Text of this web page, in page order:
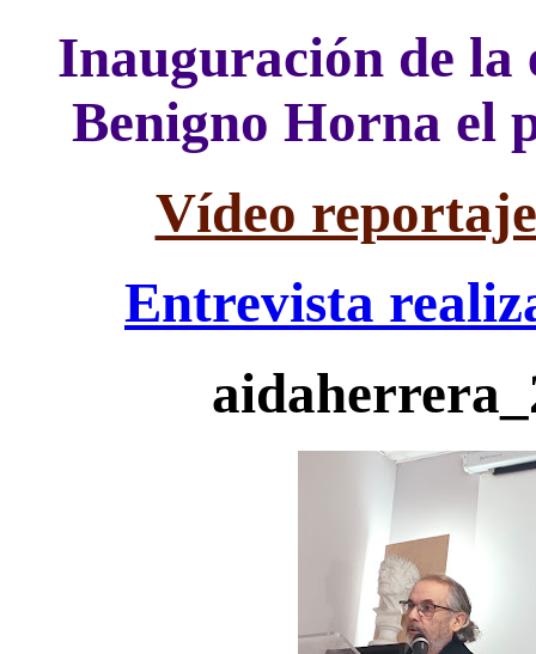
Inauguración de la
Benigno Horna el
Vídeo
Entrevista